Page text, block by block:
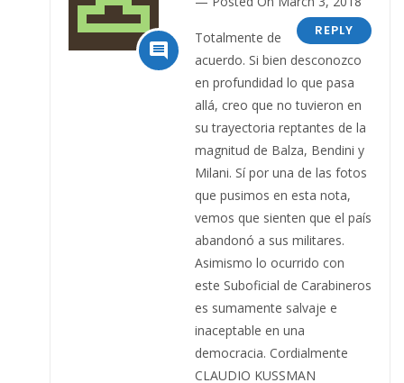

REPLY
Totalmente de
acuerdo. Si bien desconozco
en profundidad lo que pasa
allá, creo que no tuvieron en
su trayectoria reptantes de la
magnitud de Balza, Bendini y
Milani. Sí por una de las fotos
que pusimos en esta nota,
vemos que sienten que el país
abandonó a sus militares.
Asimismo lo ocurrido con
este Suboficial de Carabineros
es sumamente salvaje e
inaceptable en una
democracia. Cordialmente
CLAUDIO KUSSMAN